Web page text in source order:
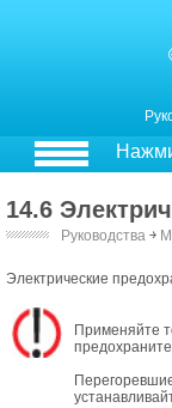
14.6
Руководства ￫
Электрические
Применяйте